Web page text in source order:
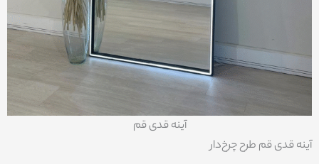
آینه قدی قم
آینه قدی قم طرح چرخ‌دار